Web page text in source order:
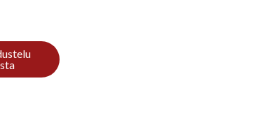
arvio tuotteelle